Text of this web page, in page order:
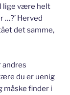
lige være helt
…?’ Herved
det samme,
andres
du er uenig
måske finder i